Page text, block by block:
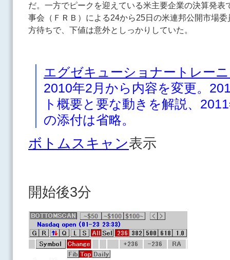
だ。一方でピークを迎えている米主要企業の決算発
事会（ＦＲＢ）による24から25日の米連邦公開市場
方待ちで、下値は意外としっかりしていた。
エグゼキューショナートレー
2010年2月から内容を変更。
ト概要と要な動きを解説、
の添付は省略。
ボトムスキャン表示
開始後3分